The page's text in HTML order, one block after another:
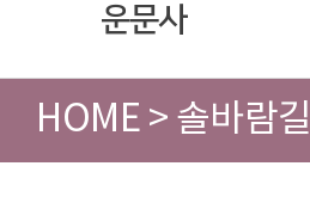
운문사
HOME > 솔바람길